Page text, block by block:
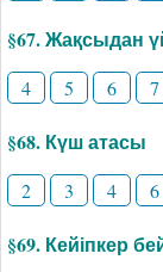
§67. Жақсыдан
4 5 6 7
§68. Күш атасы
2 3 4 6
§69. Кейіпкер